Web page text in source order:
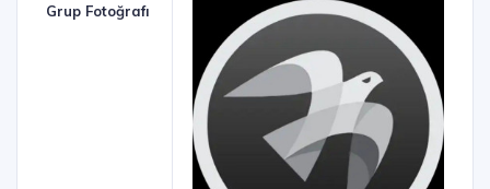
Grup Fotoğrafı